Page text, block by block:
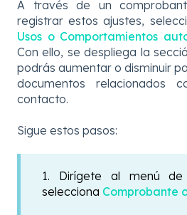
A través de un
registrar estos ajustes,
Usos o Comportamientos
Con ello, se despliega la
podrás aumentar o disminuir
documentos
contacto.
Sigue estos pasos:
1. Dirígete al menú de
selecciona Comprobante